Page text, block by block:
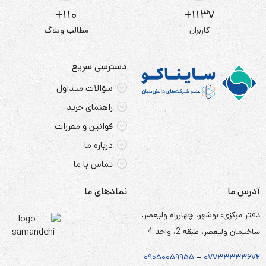
باتری لیتیومی دارای قدرت 12000 میلی آمپر و توان 3.7 ولت
می باشد. باتری لیتیومی 12000 میلی آمپر دارای وزن 120 گرم،
ابعاد 7*11.5*3 سانتیمتر می باشد و بسیار پرقدرت بوده و قابل
استفاده در انواع چراغ قوه، اسباب بازی های حرفه ایی و… می
باشد.
موارد مصرف
این باتری برای مصارف ذیل، کاربرد دارد:
انواع چراغ قوه، اسباب بازی های حرفه ایی و…
1137+
کاربران
110+
مطالب وبلاگ
دسترسی سریع
سؤالات متداول
راهنمای خرید
قوانین و مقررات
درباره ما
تماس با ما
آدرس ما
دفتر مرکزی: بوشهر، چهارراه ولیعصر،
ساختمان ولیعصر، طبقه 2، واحد 4
۰۷۷۳۳۳۳۳۶۷۲ – ۰۹۰۵۰۰۵۹۹۵۵
نمادهای ما